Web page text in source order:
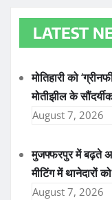
LATEST
मोतिहारी को
मोतीझील के
August 7, 2026
मुजफ्फरपुर में बढ़ते
मीटिंग में थानेदारों
August 7, 2026